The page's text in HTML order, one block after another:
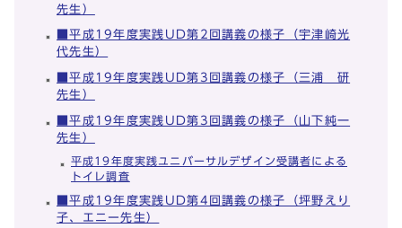
先生）
■平成19年度実践UD第2回講義の様子（宇津崎光
代先生）
■平成19年度実践UD第3回講義の様子（三浦 研
先生）
■平成19年度実践UD第3回講義の様子（山下純一
先生）
平成19年度実践ユニバーサルデザイン受講者による
トイレ調査
■平成19年度実践UD第4回講義の様子（坪野えり
子、エニー先生）